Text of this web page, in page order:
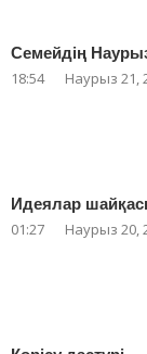
Семейдің
18:54 Наурыз 21,
Идеялар
01:27 Наурыз 20,